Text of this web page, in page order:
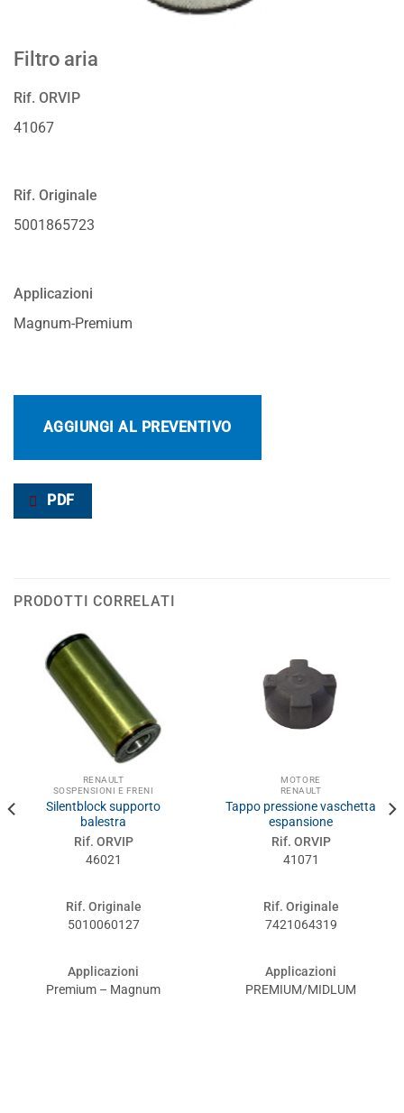
Filtro aria
Rif. ORVIP
41067
Rif. Originale
5001865723
Applicazioni
Magnum-Premium
AGGIUNGI AL PREVENTIVO
PDF
PRODOTTI CORRELATI
RENAULT
SOSPENSIONI E FRENI
Silentblock supporto
balestra
Rif. ORVIP
46021
Rif. Originale
5010060127
Applicazioni
Premium – Magnum
MOTORE
RENAULT
Tappo pressione vaschetta
espansione
Rif. ORVIP
41071
Rif. Originale
7421064319
Applicazioni
PREMIUM/MIDLUM